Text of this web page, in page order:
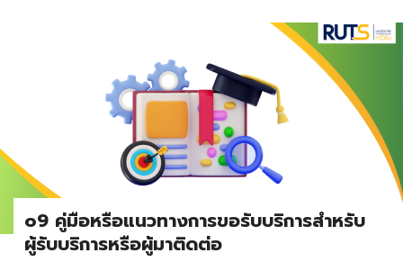
o9 คู่มือหรือแนวทางการขอรับบริการสำหรับ
ผู้รับบริการหรือผู้มาติดต่อ